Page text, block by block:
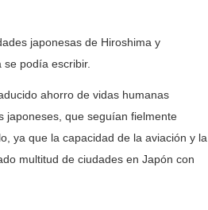
japonesas de Hiroshima y
podía escribir.
ahorro de vidas humanas
japoneses, que seguían fielmente
ya que la capacidad de la aviación y la
multitud de ciudades en Japón con